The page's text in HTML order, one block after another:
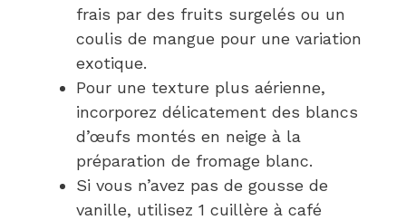
frais par des fruits surgelés ou un
coulis de mangue pour une variation
exotique.
Pour une texture plus aérienne,
incorporez délicatement des blancs
d’œufs montés en neige à la
préparation de fromage blanc.
Si vous n’avez pas de gousse de
vanille, utilisez 1 cuillère à café